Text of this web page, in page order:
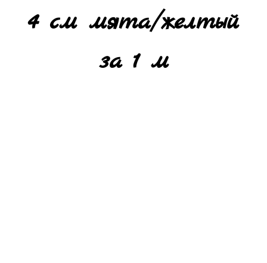
4 см мята/желтый
за 1 м